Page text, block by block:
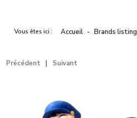
Vous êtes ici : Accueil Brands listing
Précédent Suivant